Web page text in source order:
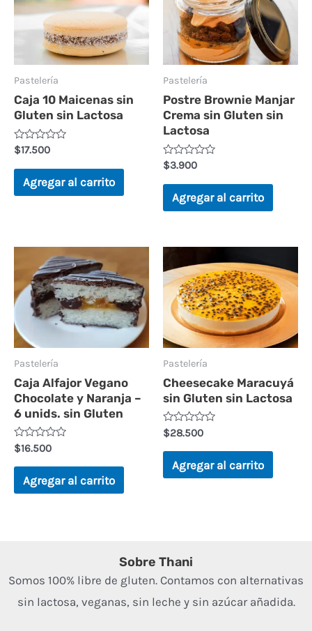
Pastelería
Caja 10 Maicenas sin
Gluten sin Lactosa
Valorado
en
0
$17.500
Agregar al carrito
Pastelería
Postre Brownie Manjar
Crema sin Gluten sin
Lactosa
Valorado
en
0
$3.900
Agregar al carrito
Pastelería
Caja Alfajor Vegano
Chocolate y Naranja –
6 unids. sin Gluten
Valorado
en
0
$16.500
Agregar al carrito
Pastelería
Cheesecake Maracuyá
sin Gluten sin Lactosa
Valorado
en
0
$28.500
Agregar al carrito
Sobre Thani
Somos 100% libre de gluten. Contamos con alternativas
sin lactosa, veganas, sin leche y sin azúcar añadida.